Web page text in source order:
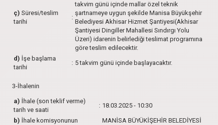
ç) Süresi/teslim
tarihi
:
takvim günü içinde mallar özel teknik
şartnameye uygun şekilde Manisa Büyükşehir
Belediyesi Akhisar Hizmet Şantiyesi(Akhisar
Şantiyesi Dingiller Mahallesi Sındırgı Yolu
Üzeri) idarenin belirlediği teslimat programına
göre teslim edilecektir.
d) İşe başlama
tarihi
: 5 takvim günü içinde başlayacaktır.
3-İhalenin
a) İhale (son teklif verme)
tarih ve saati
: 18.03.2025 - 10:30
b) İhale komisyonunun
MANİSA BÜYÜKİŞEHİR BELEDİYESİ